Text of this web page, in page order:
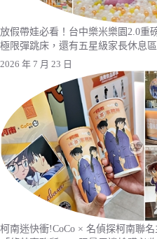
放假帶娃必看！台中樂米樂園2.0重
極限彈跳床，還有五星級家長休息
2026 年 7 月 23 日
柯南迷快衝!CoCo × 名偵探柯南聯